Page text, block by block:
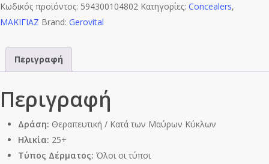
Concealer
Ματιών
Κωδικός προϊόντος: 594300104802 Κατηγορίες: Concealers,
ΜΑΚΙΓΙΑΖ Brand: Gerovital
Περιγραφή
Περιγραφή
Δράση: Θεραπευτική / Κατά των Μαύρων Κύκλων
Ηλικία: 25+
Τύπος Δέρματος: Όλοι οι τύποι